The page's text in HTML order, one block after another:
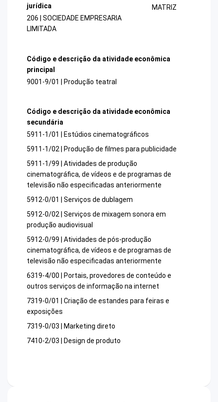
jurídica
206 | SOCIEDADE EMPRESARIA
LIMITADA
MATRIZ
Código e descrição da atividade econômica
principal
9001-9/01 | Produção teatral
Código e descrição da atividade econômica
secundária
5911-1/01 | Estúdios cinematográficos
5911-1/02 | Produção de filmes para publicidade
5911-1/99 | Atividades de produção
cinematográfica, de vídeos e de programas de
televisão não especificadas anteriormente
5912-0/01 | Serviços de dublagem
5912-0/02 | Serviços de mixagem sonora em
produção audiovisual
5912-0/99 | Atividades de pós-produção
cinematográfica, de vídeos e de programas de
televisão não especificadas anteriormente
6319-4/00 | Portais, provedores de conteúdo e
outros serviços de informação na internet
7319-0/01 | Criação de estandes para feiras e
exposições
7319-0/03 | Marketing direto
7410-2/03 | Design de produto